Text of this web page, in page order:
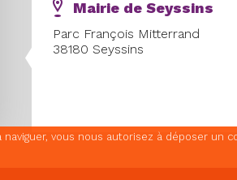
vous nous autorisez à déposer un
Mairie de Seyssins
Parc François Mitterrand
38180 Seyssins